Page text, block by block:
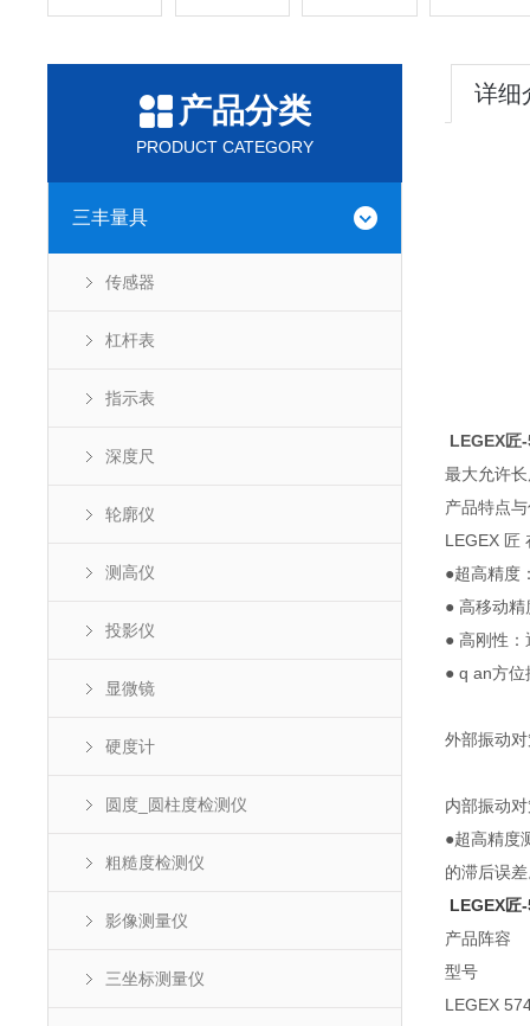
产品分类
PRODUCT CATEGORY
三丰量具
传感器
杠杆表
指示表
深度尺
轮廓仪
测高仪
投影仪
显微镜
硬度计
圆度_圆柱度检测仪
粗糙度检测仪
影像测量仪
三坐标测量仪
详细
LEGEX匠
最大允许
产品特点
LEGEX 匠
●超高精度
● 高移动
● 高刚性
● q an方位
外部振动
内部振动
●超高精度
的滞后误
LEGEX匠
产品阵容
型号 X